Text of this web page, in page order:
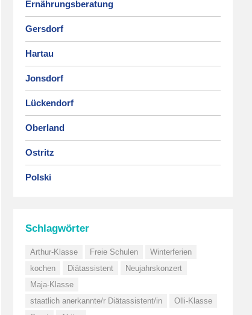
Ernährungsberatung
Gersdorf
Hartau
Jonsdorf
Lückendorf
Oberland
Ostritz
Polski
Schlagwörter
Arthur-Klasse Freie Schulen
Winterferien
kochen
Diätassistent
Neujahrskonzert
Maja-Klasse
staatlich anerkannte/r Diätassistent/in
Olli-Klasse